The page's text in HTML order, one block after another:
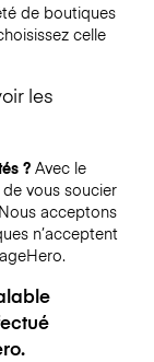
de boutiques
celle
les
? Avec le
de vous soucier
acceptons
n’acceptent